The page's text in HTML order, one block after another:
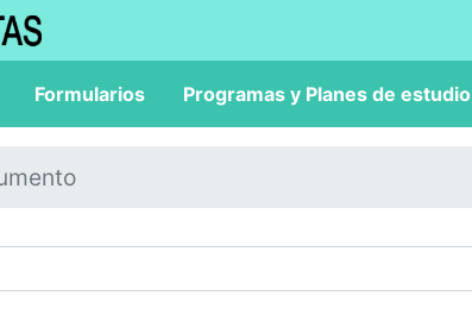
Formularios Programas y Planes de estudio